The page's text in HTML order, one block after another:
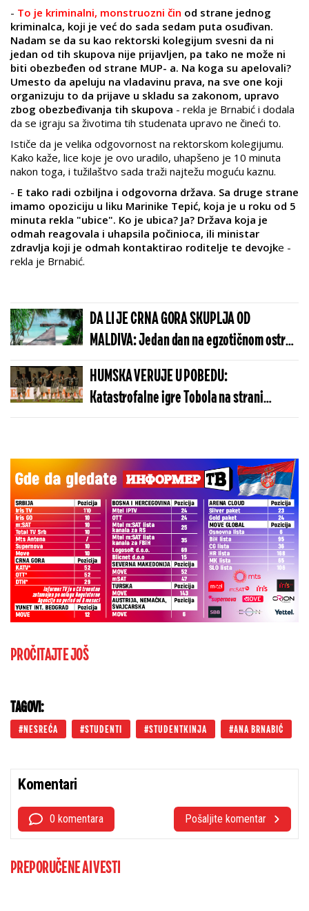
- To je kriminalni, monstruozni čin od strane jednog
kriminalca, koji je već do sada sedam puta osuđivan.
Nadam se da su kao rektorski kolegijum svesni da ni
jedan od tih skupova nije prijavljen, pa tako ne može ni
biti obezbeđen od strane MUP- a. Na koga su apelovali?
Umesto da apeluju na vladavinu prava, na sve one koji
organizuju to da prijave u skladu sa zakonom, upravo
zbog obezbeđivanja tih skupova - rekla je Brnabić i dodala
da se igraju sa životima tih studenata upravo ne čineći to.
Ističe da je velika odgovornost na rektorskom kolegijumu.
Kako kaže, lice koje je ovo uradilo, uhapšeno je 10 minuta
nakon toga, i tužilaštvo sada traži najtežu moguću kaznu.
- E tako radi ozbiljna i odgovorna država. Sa druge strane
imamo opoziciju u liku Marinike Tepić, koja je u roku od 5
minuta rekla "ubice". Ko je ubica? Ja? Država koja je
odmah reagovala i uhapsila počinioca, ili ministar
zdravlja koji je odmah kontaktirao roditelje te devojke -
rekla je Brnabić.
DA LI JE CRNA GORA SKUPLJA OD
MALDIVA: Jedan dan na egzotičnom ostrvu
može da košta manje nego u Budvi
HUMSKA VERUJE U POBEDU:
Katastrofalne igre Tobola na strani
ulivaju samopouzdanje Partizanu
PROČITAJTE JOŠ
TAGOVI:
NESREĆA STUDENTI STUDENTKINJA ANA BRNABIĆ
Komentari
0 komentara Pošaljite komentar
PREPORUČENE AI VESTI